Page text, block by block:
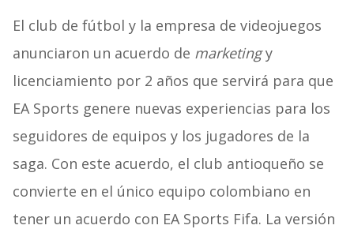
El club de fútbol y la empresa de videojuegos
anunciaron un acuerdo de marketingy
licenciamiento por 2 años que servirá para que
EA Sports genere nuevas experiencias para los
seguidores de equipos y los jugadores de la
saga. Con este acuerdo, el club antioqueño se
convierte en el único equipo colombiano en
tener un acuerdo con EA Sports Fifa. La versión